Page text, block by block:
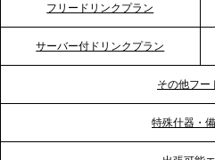
プレスリリースのご案内｜ケ
テーブル、横浜事務所を新
ビス提供体制を強化し、質
TBS「Nスタ」で、
フリードリンクプラン
サーバー付ドリンクプラン
その他フー
特殊什器・